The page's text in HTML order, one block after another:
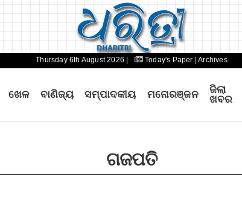
Thursday 6th August 2026 | Today's Paper | Archives
ଖେଳ ବାଣିଜ୍ୟ ସମ୍ପାଦକୀୟ ମନୋରଞ୍ଜନ
ଜିଲା
ଖବର
ଗଜପତି